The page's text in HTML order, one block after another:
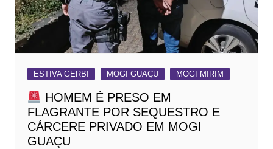
ESTIVA GERBI MOGI GUAÇU MOGI MIRIM
HOMEM É PRESO EM
FLAGRANTE POR SEQUESTRO E
CÁRCERE PRIVADO EM MOGI
GUAÇU